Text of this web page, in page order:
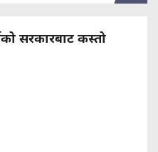
सरकारबाट कस्तो